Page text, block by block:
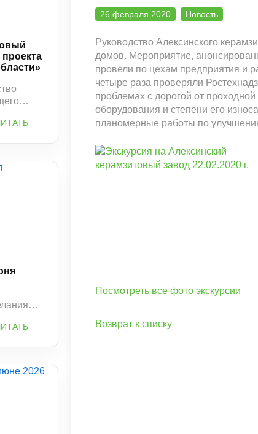
26 февраля 2020 Новость
Руководство Алексинского
домов. Мероприятие,
провели по цехам предприятия и
четыре раза проверяли
проблемах с дорогой от
оборудования и степени его
планомерные работы по
Посмотреть все фото экскурсии
Возврат к списку